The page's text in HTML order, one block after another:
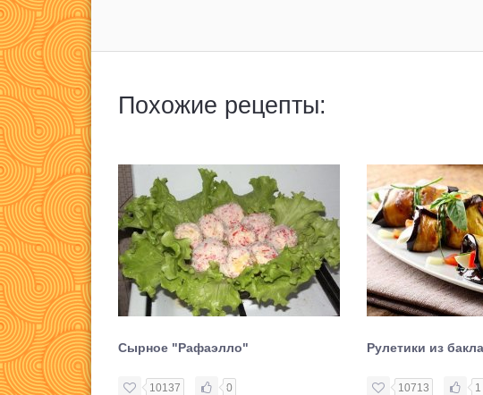
Похожие рецепты:
Сырное "Рафаэлло"
10137 0
Рулетики из
10713 1